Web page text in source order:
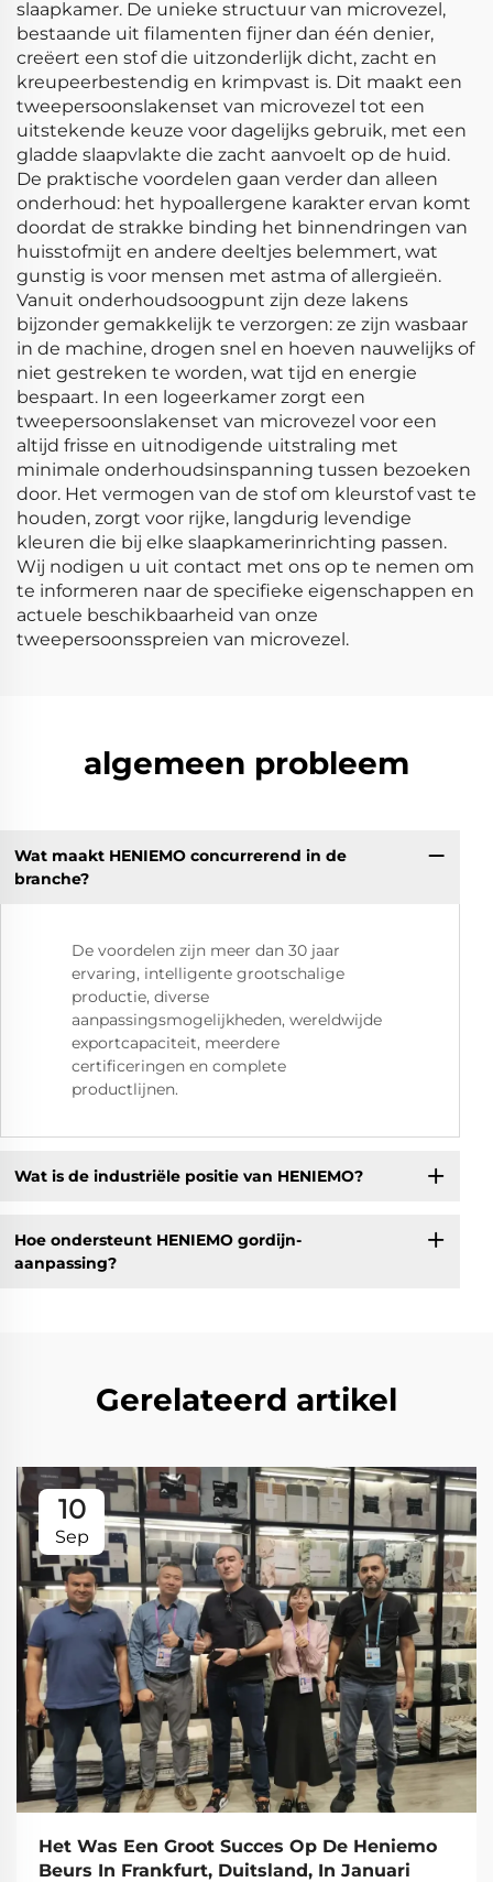
slaapkamer. De unieke structuur van microvezel,
bestaande uit filamenten fijner dan één denier,
creëert een stof die uitzonderlijk dicht, zacht en
kreupeerbestendig en krimpvast is. Dit maakt een
tweepersoonslakenset van microvezel tot een
uitstekende keuze voor dagelijks gebruik, met een
gladde slaapvlakte die zacht aanvoelt op de huid.
De praktische voordelen gaan verder dan alleen
onderhoud: het hypoallergene karakter ervan komt
doordat de strakke binding het binnendringen van
huisstofmijt en andere deeltjes belemmert, wat
gunstig is voor mensen met astma of allergieën.
Vanuit onderhoudsoogpunt zijn deze lakens
bijzonder gemakkelijk te verzorgen: ze zijn wasbaar
in de machine, drogen snel en hoeven nauwelijks of
niet gestreken te worden, wat tijd en energie
bespaart. In een logeerkamer zorgt een
tweepersoonslakenset van microvezel voor een
altijd frisse en uitnodigende uitstraling met
minimale onderhoudsinspanning tussen bezoeken
door. Het vermogen van de stof om kleurstof vast te
houden, zorgt voor rijke, langdurig levendige
kleuren die bij elke slaapkamerinrichting passen.
Wij nodigen u uit contact met ons op te nemen om
te informeren naar de specifieke eigenschappen en
actuele beschikbaarheid van onze
tweepersoonsspreien van microvezel.
algemeen probleem
Wat maakt HENIEMO concurrerend in de
branche?
De voordelen zijn meer dan 30 jaar
ervaring, intelligente grootschalige
productie, diverse
aanpassingsmogelijkheden, wereldwijde
exportcapaciteit, meerdere
certificeringen en complete
productlijnen.
Wat is de industriële positie van HENIEMO?
Hoe ondersteunt HENIEMO gordijn-
aanpassing?
Gerelateerd artikel
10
Sep
Het Was Een Groot Succes Op De Heniemo
Beurs In Frankfurt, Duitsland, In Januari